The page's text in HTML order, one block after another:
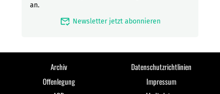
an.
mark_email_read Newsletter jetzt abonnieren
Archiv
Datenschutzrichtlinien
Offenlegung
Impressum